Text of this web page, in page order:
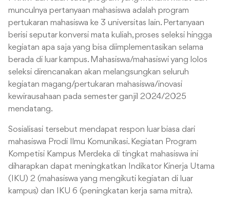
munculnya pertanyaan mahasiswa adalah program
pertukaran mahasiswa ke 3 universitas lain. Pertanyaan
berisi seputar konversi mata kuliah, proses seleksi hingga
kegiatan apa saja yang bisa diimplementasikan selama
berada di luar kampus. Mahasiswa/mahasiswi yang lolos
seleksi direncanakan akan melangsungkan seluruh
kegiatan magang/pertukaran mahasiswa/inovasi
kewirausahaan pada semester ganjil 2024/2025
mendatang.
Sosialisasi tersebut mendapat respon luar biasa dari
mahasiswa Prodi Ilmu Komunikasi. Kegiatan Program
Kompetisi Kampus Merdeka di tingkat mahasiswa ini
diharapkan dapat meningkatkan Indikator Kinerja Utama
(IKU) 2 (mahasiswa yang mengikuti kegiatan di luar
kampus) dan IKU 6 (peningkatan kerja sama mitra).